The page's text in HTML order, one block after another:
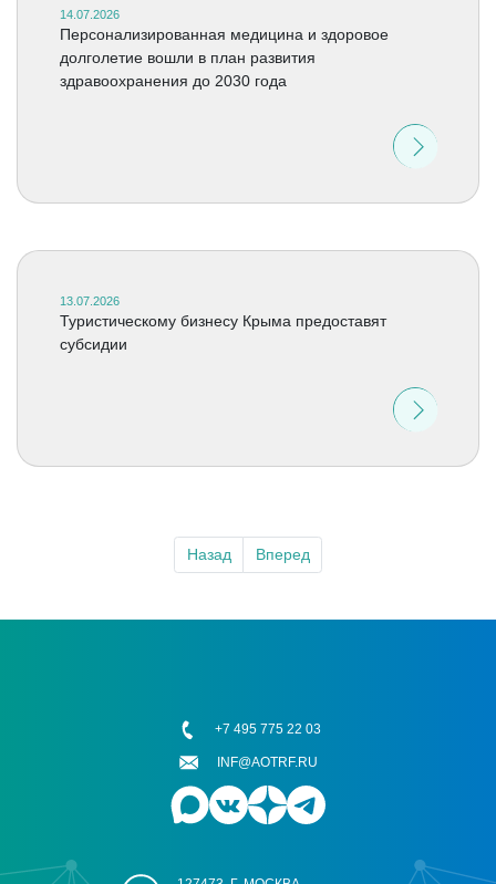
14.07.2026
Персонализированная медицина и здоровое
долголетие вошли в план развития
здравоохранения до 2030 года
13.07.2026
Туристическому бизнесу Крыма предоставят
субсидии
Назад Вперед
+7 495 775 22 03
INF@AOTRF.RU